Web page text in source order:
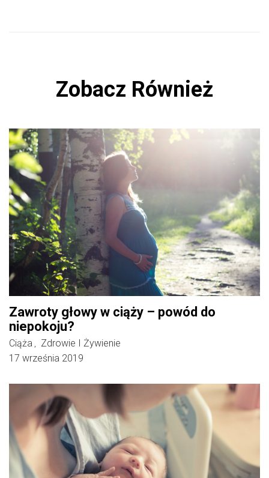
Zobacz Również
Zawroty głowy w ciąży – powód do
niepokoju?
Ciąża ,
Zdrowie I Żywienie
17 września 2019